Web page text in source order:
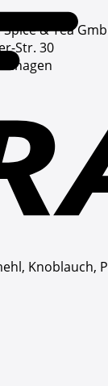
& Tea
Str. 30
Knoblauch,